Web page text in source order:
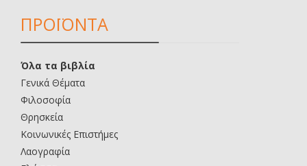
ΠΡΟΪΟΝΤΑ
Όλα τα βιβλία
Γενικά Θέματα
Φιλοσοφία
Θρησκεία
Κοινωνικές Επιστήμες
Λαογραφία